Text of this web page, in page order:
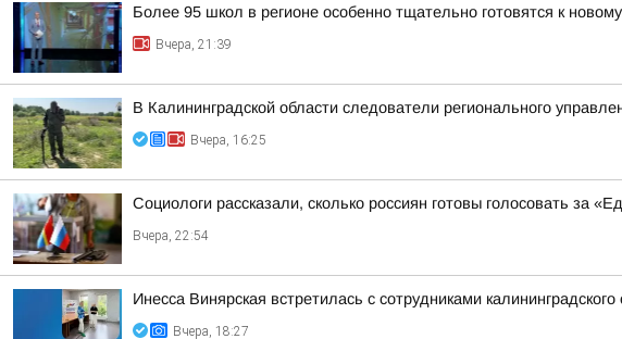
Более 95 школ в регионе особенно тщательно готовятся к
Вчера, 21:39
В Калининградской области следователи регионального
Вчера, 16:25
Социологи рассказали, сколько россиян готовы голосовать за
Вчера, 22:54
Инесса Винярская встретилась с сотрудниками
Вчера, 18:27